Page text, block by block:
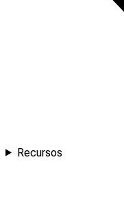
Recursos